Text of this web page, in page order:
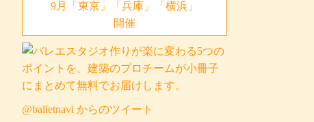
9月「東京」「兵庫」「横浜」
開催
@balletnavi からのツイート